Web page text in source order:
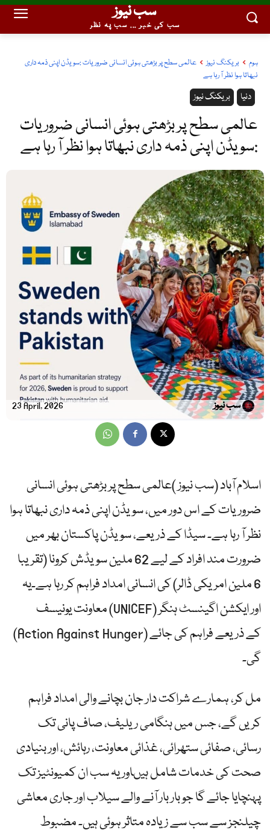
سب نیوز
سب کی خبر ... سب پہ نظر
ہوم بریکنگ نیوز
عالمی سطح پر بڑھتی ہوئی انسانی ضروریات :سویڈن اپنی ذمہ داری
نبھاتا ہوا نظر آ رہا ہے
بریکنگ نیوز دنیا
عالمی سطح پر بڑھتی ہوئی انسانی ضروریات
:سویڈن اپنی ذمہ داری نبھاتا ہوا نظر آ رہا ہے
23 April, 2026 سب نیوز
اسلام آباد (سب نیوز )عالمی سطح پر بڑھتی ہوئی انسانی
ضروریات کے اس دور میں، سویڈن اپنی ذمہ داری نبھاتا ہوا
نظر آ رہا ہے۔ سیڈا کے ذریعے، سویڈن پاکستان بھر میں
ضرورت مند افراد کے لیے 62 ملین سویڈش کرونا (تقریبا
6 ملین امریکی ڈالر) کی انسانی امداد فراہم کر رہا ہے۔یہ
معاونت یونیسف (UNICEF) اور ایکشن اگینسٹ ہنگر
(Action Against Hunger) کے ذریعے فراہم کی جائے
گی۔
مل کر، ہمارے شراکت دار جان بچانے والی امداد فراہم
کریں گے، جس میں ہنگامی ریلیف، صاف پانی تک
رسائی، صفائی ستھرائی، غذائی معاونت، رہائش، اور بنیادی
صحت کی خدمات شامل ہیںاور یہ سب ان کمیونٹیز تک
پہنچایا جائے گا جو بار بار آنے والے سیلاب اور جاری معاشی
چیلنجز سے سب سے زیادہ متاثر ہوئی ہیں۔ مضبوط